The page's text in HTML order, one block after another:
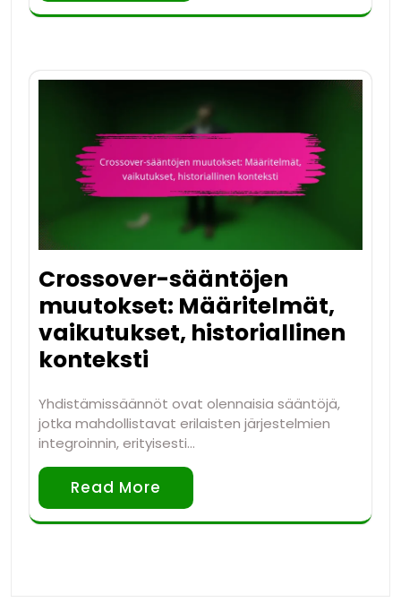
Crossover-sääntöjen
muutokset: Määritelmät,
vaikutukset, historiallinen
konteksti
Yhdistämissäännöt ovat olennaisia sääntöjä,
jotka mahdollistavat erilaisten järjestelmien
integroinnin, erityisesti…
Read More